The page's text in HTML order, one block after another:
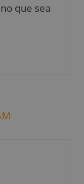
que sea